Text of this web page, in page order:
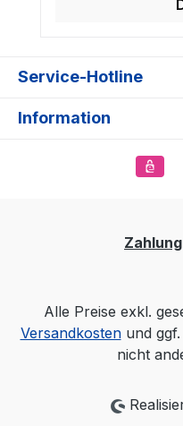
Service-Hotline
Information
Alle Preise exkl.
Versandkostenund ggf.
nicht